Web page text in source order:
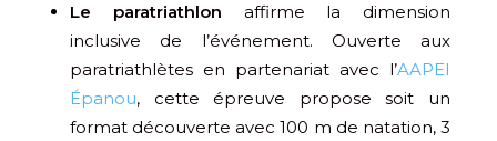
Le paratriathlon affirme la dimension
inclusive de l’événement. Ouverte aux
paratriathlètes en partenariat avec l’AAPEI
Épanou, cette épreuve propose soit un
format découverte avec 100 m de natation, 3